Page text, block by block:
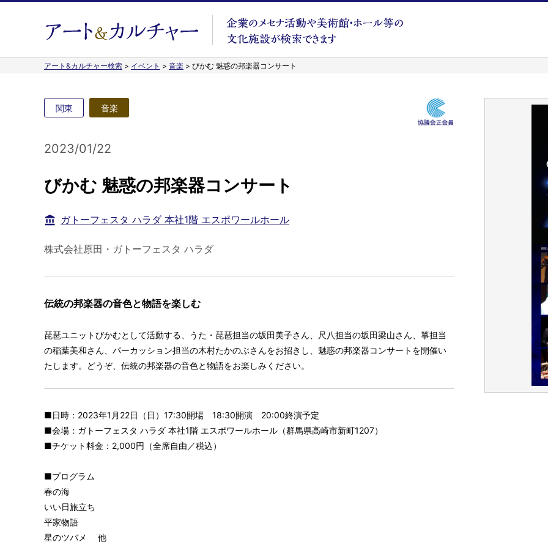
アート&カルチャー検索 > イベント > 音楽 > びかむ 魅惑の邦楽器コンサート
関東 音楽
2023/01/22
びかむ 魅惑の邦楽器コンサート
ガトーフェスタ ハラダ 本社1階 エスポワールホール
株式会社原田・ガトーフェスタ ハラダ
伝統の邦楽器の音色と物語を楽しむ
琵琶ユニットびかむとして活動する、うた・琵琶担当の坂田美子さん、尺八担当の坂田梁山さん、箏担当
の稲葉美和さん、パーカッション担当の木村たかのぶさんをお招きし、魅惑の邦楽器コンサートを開催い
たします。どうぞ、伝統の邦楽器の音色と物語をお楽しみください。
■日時：2023年1月22日（日）17:30開場 18:30開演 20:00終演予定
■会場：ガトーフェスタ ハラダ 本社1階 エスポワールホール（群馬県高崎市新町1207）
■チケット料金：2,000円（全席自由／税込）
■プログラム
春の海
いい日旅立ち
平家物語
星のツバメ 他